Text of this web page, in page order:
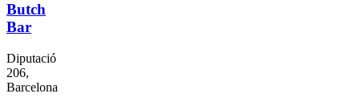
Butch
Bar
Diputació
206,
Barcelona